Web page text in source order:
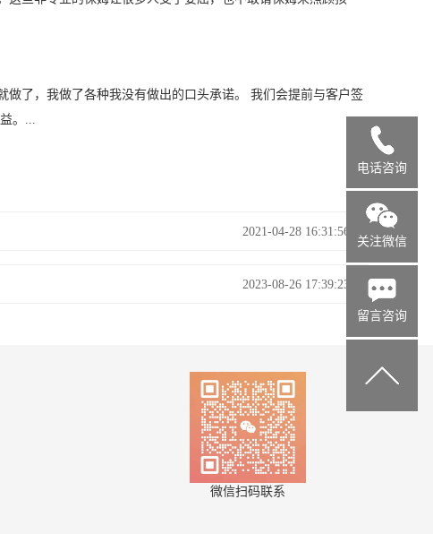
了，我做了各种我没有做出的口头承诺。 我们会提前与客户签
。...
2021-04-28 16:31:56
2023-08-26 17:39:23
微信扫码联系
电话咨询
关注微信
留言咨询